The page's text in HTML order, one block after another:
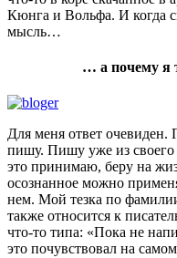
Кюнга и Вольфа. И когда
мысль…
… а почему я
Для меня ответ очевиден.
пишу. Пишу уже из
это принимаю, беру на
осознанное можно
нем. Мой тезка по
также относится к
что-то типа: «Пока не
это почувствовал на